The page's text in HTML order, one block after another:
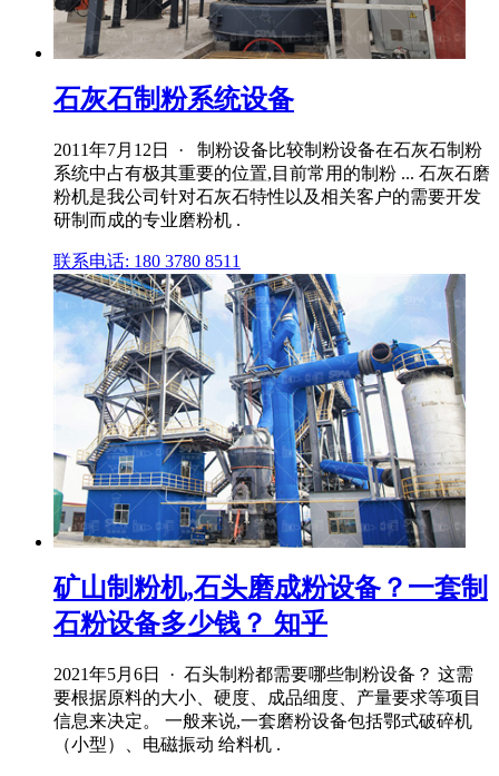
石灰石制粉系统设备
2011年7月12日 · 制粉设备比较制粉设备在石灰石制粉
系统中占有极其重要的位置,目前常用的制粉 ... 石灰石磨
粉机是我公司针对石灰石特性以及相关客户的需要开发
研制而成的专业磨粉机 .
联系电话: 180 3780 8511
矿山制粉机,石头磨成粉设备？一套制
石粉设备多少钱？ 知乎
2021年5月6日 · 石头制粉都需要哪些制粉设备？ 这需
要根据原料的大小、硬度、成品细度、产量要求等项目
信息来决定。 一般来说,一套磨粉设备包括鄂式破碎机
（小型）、电磁振动 给料机 .